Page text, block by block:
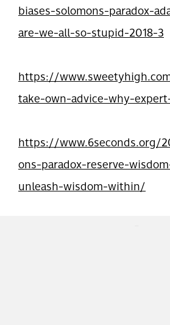
biases-solomons-paradox-
are-we-all-so-stupid-2018-3
https://
take-own-advice-why-
https://www.6seconds.org/
ons-paradox-reserve-
unleash-wisdom-within/